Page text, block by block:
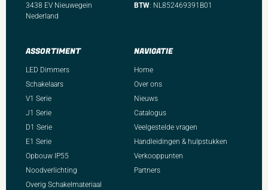
3438 EV Nieuwegein
Nederland
BTW: NL852469391B01
ASSORTIMENT
LED Dimmers
Schakelaars
V1 Serie
J1 Serie
D1 Serie
E1 Serie
Opbouw IP55
Noodverlichting
Overig Schakelmateriaal
NAVIGATIE
Home
Over ons
Nieuws
Catalogus
Veelgestelde vragen
Handleidingen & hulpstukken
Verkooppunten
Partners